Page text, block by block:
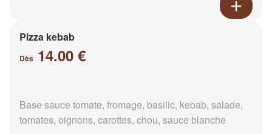
Pizza kebab
Dès 14.00 €
Base sauce tomate, fromage, basilic, kebab, salade,
tomates, oignons, carottes, chou, sauce blanche